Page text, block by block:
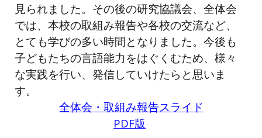
見られました。その後の研究協議会、全体会
では、本校の取組み報告や各校の交流など、
とても学びの多い時間となりました。今後も
子どもたちの言語能力をはぐくむため、様々
な実践を行い、発信していけたらと思いま
す。
全体会・取組み報告スライド
PDF版